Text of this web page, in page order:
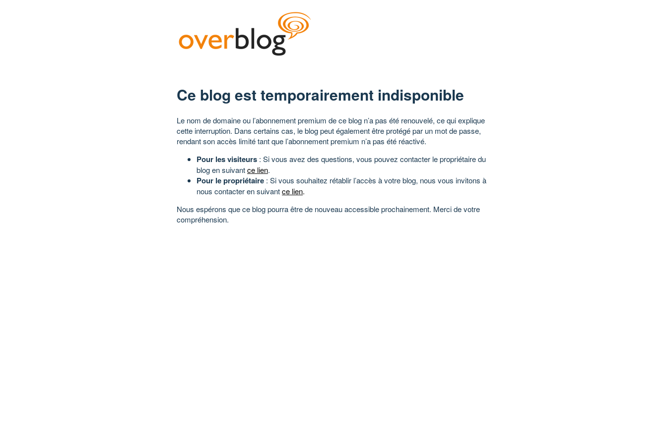
Ce blog est temporairement indisponible
Le nom de domaine ou l’abonnement premium de ce blog n’a pas été renouvelé, ce qui explique
cette interruption. Dans certains cas, le blog peut également être protégé par un mot de passe,
rendant son accès limité tant que l’abonnement premium n’a pas été réactivé.
Pour les visiteurs : Si vous avez des questions, vous pouvez contacter le propriétaire du
blog en suivantce lien.
Pour le propriétaire : Si vous souhaitez rétablir l’accès à votre blog, nous vous invitons à
nous contacter en suivantce lien.
Nous espérons que ce blog pourra être de nouveau accessible prochainement. Merci de votre
compréhension.